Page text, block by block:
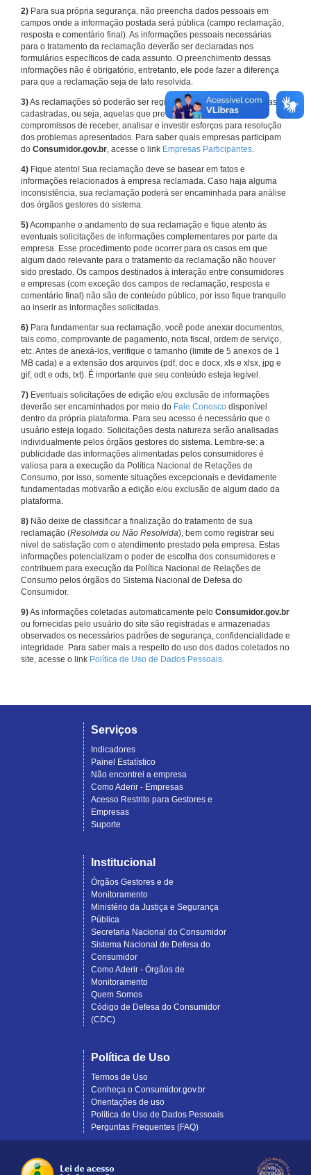
2) Para sua própria segurança, não preencha dados pessoais em
campos onde a informação postada será pública (campo reclamação,
resposta e comentário final). As informações pessoais necessárias
para o tratamento da reclamação deverão ser declaradas nos
formulários específicos de cada assunto. O preenchimento dessas
informações não é obrigatório, entretanto, ele pode fazer a diferença
para que a reclamação seja de fato resolvida.
3)As reclamações só poderão ser registradas em face de empresas
cadastradas, ou seja, aquelas que previamente assumiram
compromissos de receber, analisar e investir esforços para resolução
dos problemas apresentados. Para saber quais empresas participam
do Consumidor.gov.br, acesse o link Empresas Participantes.
4) Fique atento! Sua reclamação deve se basear em fatos e
informações relacionados à empresa reclamada. Caso haja alguma
inconsistência, sua reclamação poderá ser encaminhada para análise
dos órgãos gestores do sistema.
5)Acompanhe o andamento de sua reclamação e fique atento às
eventuais solicitações de informações complementares por parte da
empresa. Esse procedimento pode ocorrer para os casos em que
algum dado relevante para o tratamento da reclamação não houver
sido prestado. Os campos destinados à interação entre consumidores
e empresas (com exceção dos campos de reclamação, resposta e
comentário final) não são de conteúdo público, por isso fique tranquilo
ao inserir as informações solicitadas.
6) Para fundamentar sua reclamação, você pode anexar documentos,
tais como, comprovante de pagamento, nota fiscal, ordem de serviço,
etc. Antes de anexá-los, verifique o tamanho (limite de 5 anexos de 1
MB cada) e a extensão dos arquivos (pdf, doc e docx, xls e xlsx, jpg e
gif, odt e ods, txt). É importante que seu conteúdo esteja legível.
7) Eventuais solicitações de edição e/ou exclusão de informações
deverão ser encaminhados por meio do Fale Conosco disponível
dentro da própria plataforma. Para seu acesso é necessário que o
usuário esteja logado. Solicitações desta natureza serão analisadas
individualmente pelos órgãos gestores do sistema. Lembre-se: a
publicidade das informações alimentadas pelos consumidores é
valiosa para a execução da Política Nacional de Relações de
Consumo, por isso, somente situações excepcionais e devidamente
fundamentadas motivarão a edição e/ou exclusão de algum dado da
plataforma.
8) Não deixe de classificar a finalização do tratamento de sua
reclamação (Resolvida ou Não Resolvida), bem como registrar seu
nível de satisfação com o atendimento prestado pela empresa. Estas
informações potencializam o poder de escolha dos consumidores e
contribuem para execução da Política Nacional de Relações de
Consumo pelos órgãos do Sistema Nacional de Defesa do
Consumidor.
9)As informações coletadas automaticamente pelo Consumidor.gov.br
ou fornecidas pelo usuário do site são registradas e armazenadas
observados os necessários padrões de segurança, confidencialidade e
integridade. Para saber mais a respeito do uso dos dados coletados no
site, acesse o link Política de Uso de Dados Pessoais.
Serviços
Indicadores
Painel Estatístico
Não encontrei a empresa
Como Aderir - Empresas
Acesso Restrito para Gestores e
Empresas
Suporte
Institucional
Órgãos Gestores e de
Monitoramento
Ministério da Justiça e Segurança
Pública
Secretaria Nacional do Consumidor
Sistema Nacional de Defesa do
Consumidor
Como Aderir - Órgãos de
Monitoramento
Quem Somos
Código de Defesa do Consumidor
(CDC)
Política de Uso
Termos de Uso
Conheça o Consumidor.gov.br
Orientações de uso
Política de Uso de Dados Pessoais
Perguntas Frequentes (FAQ)